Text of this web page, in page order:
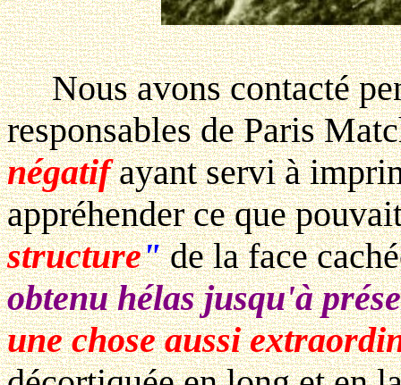
Nous avons contacté
responsables de Paris
négatifayant servi à
appréhender ce que
structure"de la face
obtenu hélas jusqu'à
une chose aussi